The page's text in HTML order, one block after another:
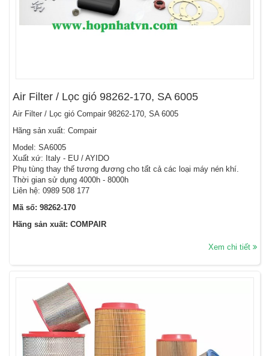
Air Filter / Lọc gió 98262-170, SA 6005
Air Filter / Lọc gió Compair 98262-170, SA 6005
Hãng sản xuất: Compair
Model: SA6005
Xuất xứ: Italy - EU / AYIDO
Phụ tùng thay thế tương đương cho tất cả các loại máy nén khí.
Thời gian sử dụng 4000h - 8000h
Liên hệ: 0989 508 177
Mã số: 98262-170
Hãng sản xuất: COMPAIR
Xem chi tiết